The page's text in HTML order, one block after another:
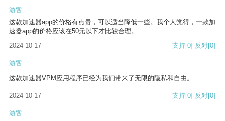
游客
这款加速器app的价格有点贵，可以适当降低一些。我个人觉得，一款加
速器app的价格应该在50元以下才比较合理。
2024-10-17
支持[0] 反对[0]
游客
这款加速器VPM应用程序已经为我们带来了无限的隐私和自由。
2024-10-17 支持[0] 反对[0]
游客